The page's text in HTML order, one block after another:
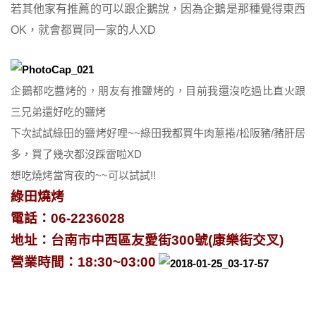
若其他家有推薦的可以跟企鵝說， 因為企鵝是那種覺得東西
OK，就會都買同一家的人XD
企鵝都吃醬烤的，朋友有推鹽烤的，目前我還沒吃過比直火跟
三兄弟還好吃的鹽烤
下次試試綠田的鹽烤好哩~~綠田我都買牛肉蔥捲/松阪豬/豬肝居
多，買了幾次都沒踩雷啦XD
想吃燒烤當宵夜的~~可以試試!!
綠田燒烤
電話：06-2236028
地址：台南市中西區友愛街300號(康樂街交叉)
營業時間：18:30~03:00